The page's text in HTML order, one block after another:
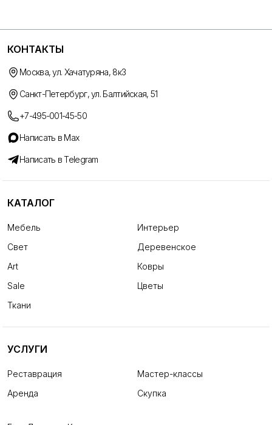
КОНТАКТЫ
Москва, ул. Хачатуряна, 8к3
Санкт-Петербург, ул. Балтийская, 51
+7-495-001-45-50
Написать в Max
Написать в Telegram
КАТАЛОГ
Мебель
Интерьер
Свет
Деревенское
Art
Ковры
Sale
Цветы
Ткани
УСЛУГИ
Реставрация
Мастер-классы
Аренда
Скупка